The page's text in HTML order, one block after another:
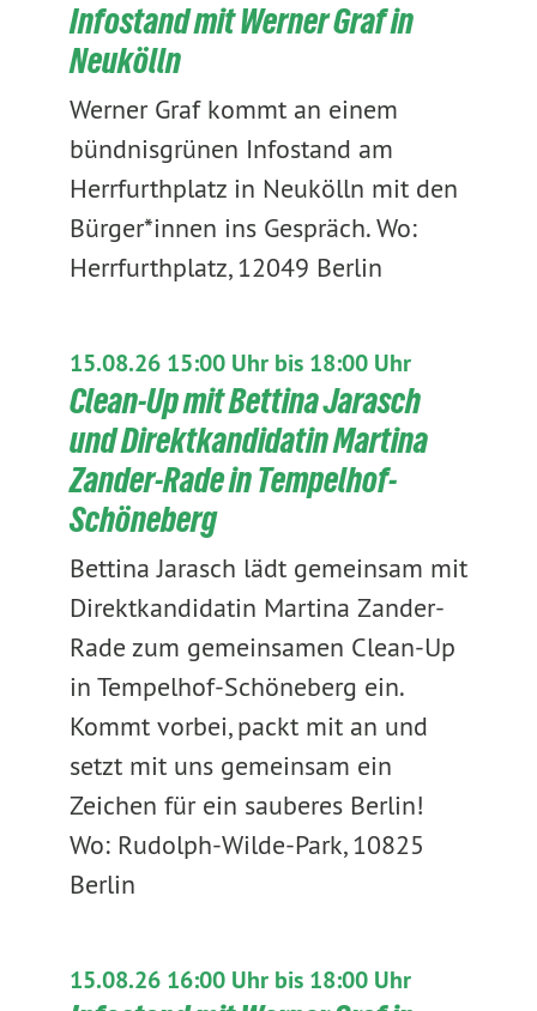
Infostand mit Werner Graf in
Neukölln
Werner Graf kommt an einem
bündnisgrünen Infostand am
Herrfurthplatz in Neukölln mit den
Bürger*innen ins Gespräch. Wo:
Herrfurthplatz, 12049 Berlin
15.08.26 15:00 Uhr bis 18:00 Uhr
Clean-Up mit Bettina Jarasch
und Direktkandidatin Martina
Zander-Rade in Tempelhof-
Schöneberg
Bettina Jarasch lädt gemeinsam mit
Direktkandidatin Martina Zander-
Rade zum gemeinsamen Clean-Up
in Tempelhof-Schöneberg ein.
Kommt vorbei, packt mit an und
setzt mit uns gemeinsam ein
Zeichen für ein sauberes Berlin!
Wo: Rudolph-Wilde-Park, 10825
Berlin
15.08.26 16:00 Uhr bis 18:00 Uhr